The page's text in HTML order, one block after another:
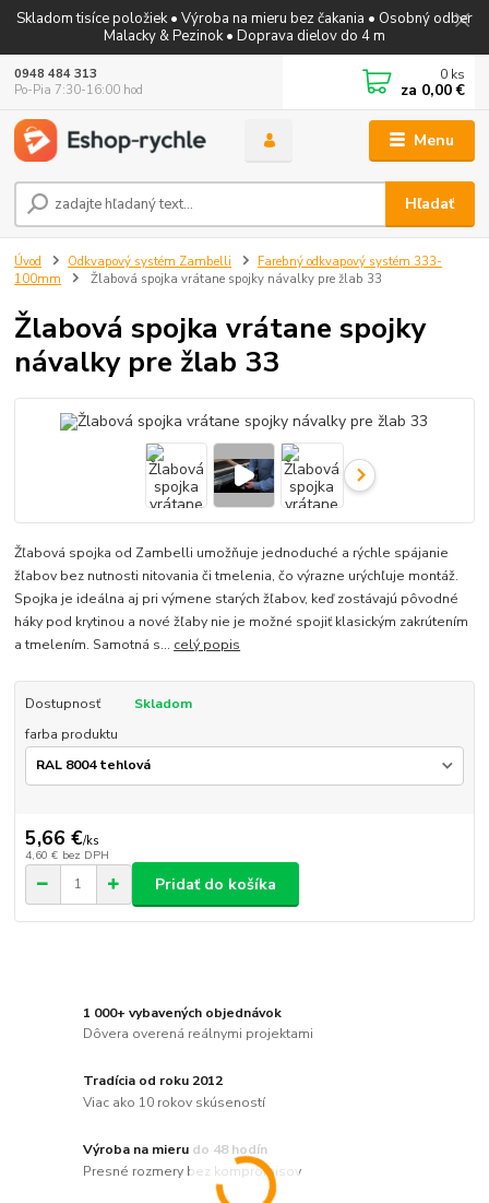
Skladom tisíce položiek • Výroba na mieru bez čakania • Osobný odber
Malacky & Pezinok • Doprava dielov do 4 m
Menu
Hľadať
0948 484 313
Po-Pia 7:30-16:00 hod
0 ks
za 0,00 €
Úvod Odkvapový systém Zambelli
Farebný odkvapový systém 333-
100mm
Žlabová spojka vrátane spojky návalky pre žlab 33
Žlabová spojka vrátane spojky
návalky pre žlab 33
Žľabová spojka od Zambelli umožňuje jednoduché a rýchle spájanie
žľabov bez nutnosti nitovania či tmelenia, čo výrazne urýchľuje montáž.
Spojka je ideálna aj pri výmene starých žľabov, keď zostávajú pôvodné
háky pod krytinou a nové žľaby nie je možné spojiť klasickým zakrútením
a tmelením. Samotná s... celý popis
Dostupnosť
Skladom
farba produktu
5,66 €/ks
4,60 € bez DPH
Pridať do košíka
1 000+ vybavených objednávok
Dôvera overená reálnymi projektami
Tradícia od roku 2012
Viac ako 10 rokov skúseností
Výroba na mieru do 48 hodín
Presné rozmery bez kompromisov